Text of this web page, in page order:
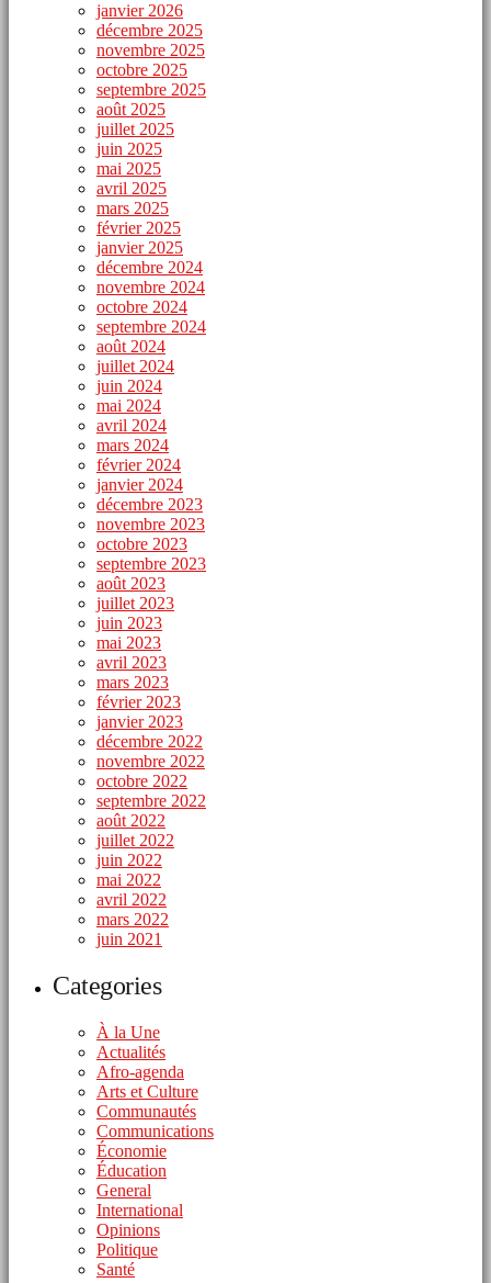
janvier 2026
décembre 2025
novembre 2025
octobre 2025
septembre 2025
août 2025
juillet 2025
juin 2025
mai 2025
avril 2025
mars 2025
février 2025
janvier 2025
décembre 2024
novembre 2024
octobre 2024
septembre 2024
août 2024
juillet 2024
juin 2024
mai 2024
avril 2024
mars 2024
février 2024
janvier 2024
décembre 2023
novembre 2023
octobre 2023
septembre 2023
août 2023
juillet 2023
juin 2023
mai 2023
avril 2023
mars 2023
février 2023
janvier 2023
décembre 2022
novembre 2022
octobre 2022
septembre 2022
août 2022
juillet 2022
juin 2022
mai 2022
avril 2022
mars 2022
juin 2021
Categories
À la Une
Actualités
Afro-agenda
Arts et Culture
Communautés
Communications
Économie
Éducation
General
International
Opinions
Politique
Santé